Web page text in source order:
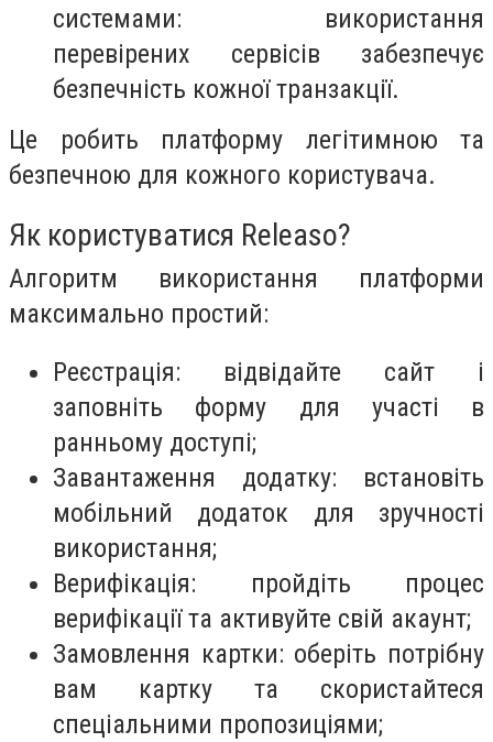
системами: використання
перевірених сервісів забезпечує
безпечність кожної транзакції.
Це робить платформу легітимною та
безпечною для кожного користувача.
Як користуватися Releaso?
Алгоритм використання платформи
максимально простий:
Реєстрація: відвідайте сайт і
заповніть форму для участі в
ранньому доступі;
Завантаження додатку: встановіть
мобільний додаток для зручності
використання;
Верифікація: пройдіть процес
верифікації та активуйте свій акаунт;
Замовлення картки: оберіть потрібну
вам картку та скористайтеся
спеціальними пропозиціями;